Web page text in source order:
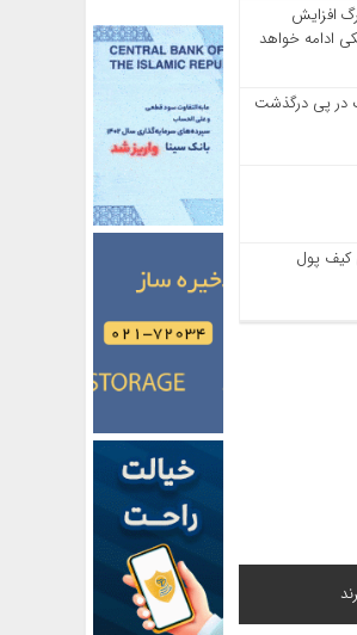
افزایش
ادامه خواهد
در پی درگذشت
کیف پول